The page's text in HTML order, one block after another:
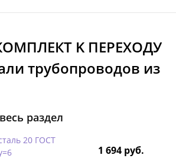
K ПЕРЕХОДУ
трубопроводов из
раздел
20 ГОСТ
1 694 руб.